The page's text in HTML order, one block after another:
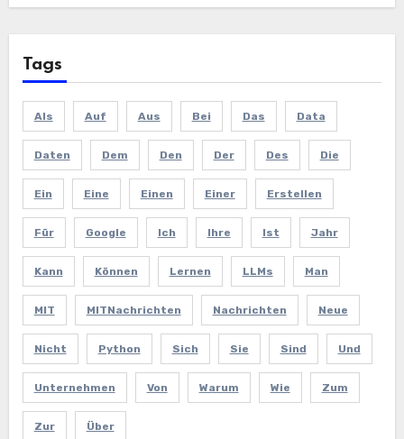
Tags
Als Auf Aus Bei Das Data
Daten Dem Den Der Des Die
Ein Eine Einen Einer Erstellen
Für Google Ich Ihre Ist Jahr
Kann Können Lernen LLMs Man
MIT MITNachrichten Nachrichten Neue
Nicht Python Sich Sie Sind Und
Unternehmen Von Warum Wie Zum
Zur Über